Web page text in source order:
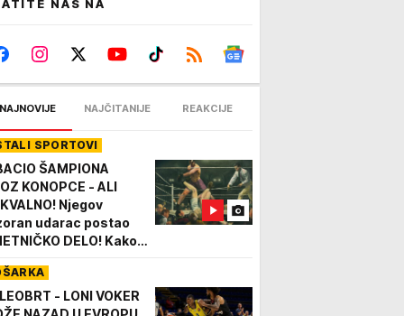
NAS NA
NAJNOVIJE NAJČITANIJE REAKCIJE
SPORTOVI
ŠAMPIONA
KONOPCE - ALI
Njegov
udarac postao
DELO! Kako
udarcem ušao u
- LONI VOKER